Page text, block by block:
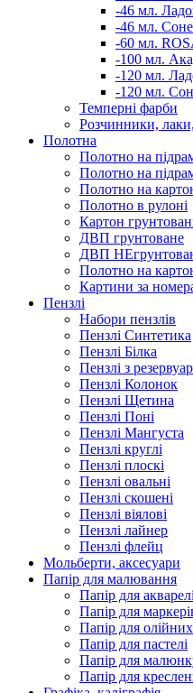
-46 мл.
-46 мл.
-60 мл.
-100 мл.
-120 мл.
-120 мл.
Темперні фарби
Розчинники,
Полотна
Полотно на
Полотно на
Полотно на
Полотно в рулоні
Картон
ДВП грунтоване
ДВП
Полотно на
Картини за
Пензлі
Набори пензлів
Пензлі Синтетика
Пензлі Білка
Пензлі з
Пензлі Колонок
Пензлі Щетина
Пензлі Поні
Пензлі Мангуста
Пензлі круглі
Пензлі плоскі
Пензлі овальні
Пензлі скошені
Пензлі віялові
Пензлі лайнер
Пензлі флейц
Мольберти, аксесуари
Папір для малювання
Папір для акварелі
Папір для
Папір для олійних
Папір для пастелі
Папір для
Папір для